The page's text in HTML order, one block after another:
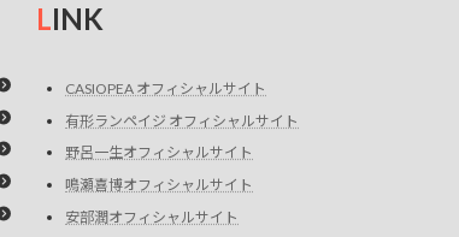
LINK
CASIOPEA オフィシャルサイト
有形ランペイジ オフィシャルサイト
野呂一生オフィシャルサイト
鳴瀬喜博オフィシャルサイト
安部潤オフィシャルサイト